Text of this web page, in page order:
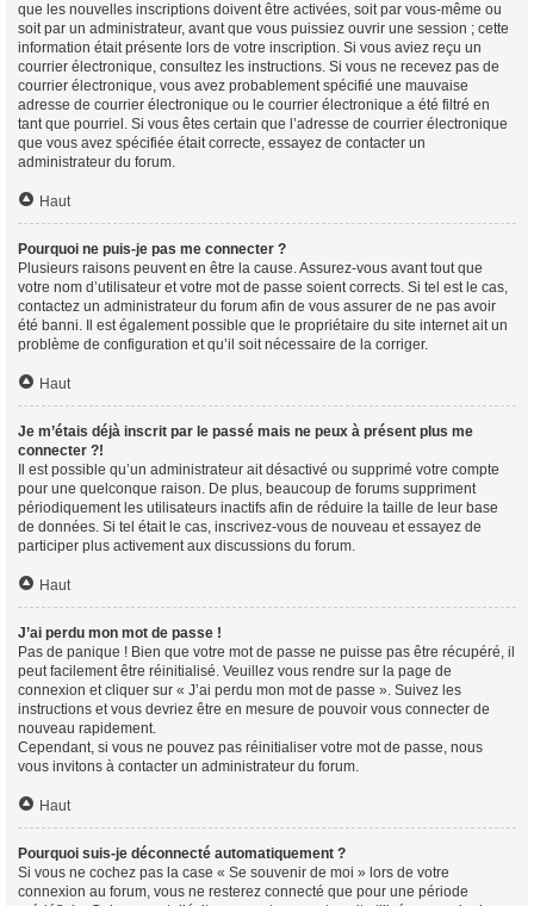
que les nouvelles inscriptions doivent être activées, soit par vous-même ou
soit par un administrateur, avant que vous puissiez ouvrir une session ; cette
information était présente lors de votre inscription. Si vous aviez reçu un
courrier électronique, consultez les instructions. Si vous ne recevez pas de
courrier électronique, vous avez probablement spécifié une mauvaise
adresse de courrier électronique ou le courrier électronique a été filtré en
tant que pourriel. Si vous êtes certain que l’adresse de courrier électronique
que vous avez spécifiée était correcte, essayez de contacter un
administrateur du forum.
Haut
Pourquoi ne puis-je pas me connecter ?
Plusieurs raisons peuvent en être la cause. Assurez-vous avant tout que
votre nom d’utilisateur et votre mot de passe soient corrects. Si tel est le cas,
contactez un administrateur du forum afin de vous assurer de ne pas avoir
été banni. Il est également possible que le propriétaire du site internet ait un
problème de configuration et qu’il soit nécessaire de la corriger.
Haut
Je m’étais déjà inscrit par le passé mais ne peux à présent plus me
connecter ?!
Il est possible qu’un administrateur ait désactivé ou supprimé votre compte
pour une quelconque raison. De plus, beaucoup de forums suppriment
périodiquement les utilisateurs inactifs afin de réduire la taille de leur base
de données. Si tel était le cas, inscrivez-vous de nouveau et essayez de
participer plus activement aux discussions du forum.
Haut
J’ai perdu mon mot de passe !
Pas de panique ! Bien que votre mot de passe ne puisse pas être récupéré, il
peut facilement être réinitialisé. Veuillez vous rendre sur la page de
connexion et cliquer sur « J’ai perdu mon mot de passe ». Suivez les
instructions et vous devriez être en mesure de pouvoir vous connecter de
nouveau rapidement.
Cependant, si vous ne pouvez pas réinitialiser votre mot de passe, nous
vous invitons à contacter un administrateur du forum.
Haut
Pourquoi suis-je déconnecté automatiquement ?
Si vous ne cochez pas la case « Se souvenir de moi » lors de votre
connexion au forum, vous ne resterez connecté que pour une période